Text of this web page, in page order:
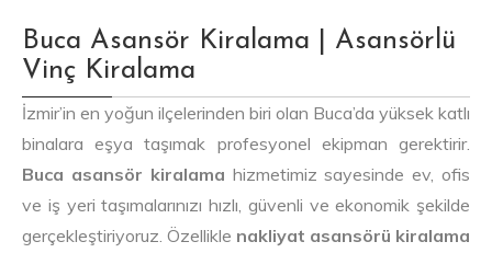
Buca Asansör Kiralama | Asansörlü
Vinç Kiralama
İzmir’in en yoğun ilçelerinden biri olan Buca’da yüksek katlı
binalara eşya taşımak profesyonel ekipman gerektirir.
Buca asansör kiralama hizmetimiz sayesinde ev, ofis
ve iş yeri taşımalarınızı hızlı, güvenli ve ekonomik şekilde
gerçekleştiriyoruz. Özellikle nakliyat asansörü kiralama